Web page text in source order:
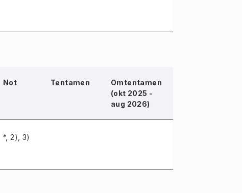
Not Tentamen
Omtentamen
(okt 2025 -
aug 2026)
*, 2), 3)